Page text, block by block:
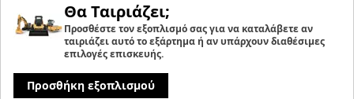
Θα Ταιριάζει;
Προσθέστε τον εξοπλισμό σας για να καταλάβετε αν
ταιριάζει αυτό το εξάρτημα ή αν υπάρχουν διαθέσιμες
επιλογές επισκευής.
Προσθήκη εξοπλισμού